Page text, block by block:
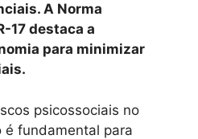
A Norma
17 destaca a
para minimizar
psicossociais no
fundamental para